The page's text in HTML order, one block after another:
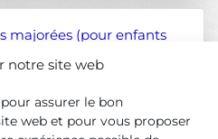
notre site web
assurer le bon
web et pour vous proposer
majorées (pour enfants